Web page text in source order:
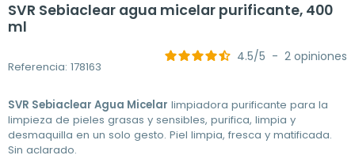
SVR Sebiaclear agua micelar purificante, 400
ml
Referencia: 178163
4.5/5 - 2 opiniones
SVR Sebiaclear Agua Micelar limpiadora purificante para la
limpieza de pieles grasas y sensibles, purifica, limpia y
desmaquilla en un solo gesto. Piel limpia, fresca y matificada.
Sin aclarado.